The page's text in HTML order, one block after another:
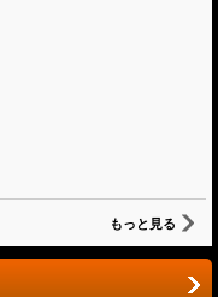
もっと見る